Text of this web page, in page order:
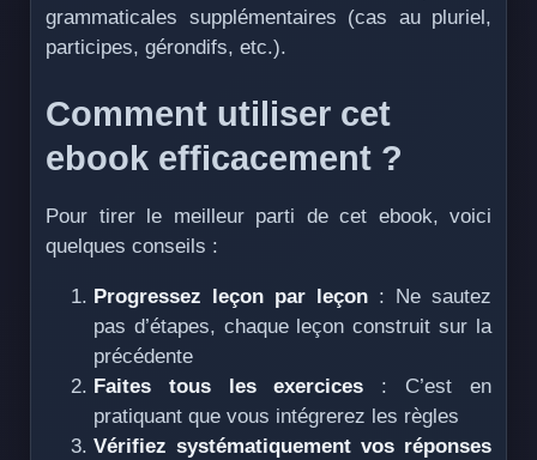
grammaticales supplémentaires (cas au pluriel,
participes, gérondifs, etc.).
Comment utiliser cet
ebook efficacement ?
Pour tirer le meilleur parti de cet ebook, voici
quelques conseils :
Progressez leçon par leçon : Ne sautez
pas d’étapes, chaque leçon construit sur la
précédente
Faites tous les exercices : C’est en
pratiquant que vous intégrerez les règles
Vérifiez systématiquement vos réponses